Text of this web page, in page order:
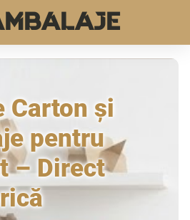
Carton și
pentru
– Direct